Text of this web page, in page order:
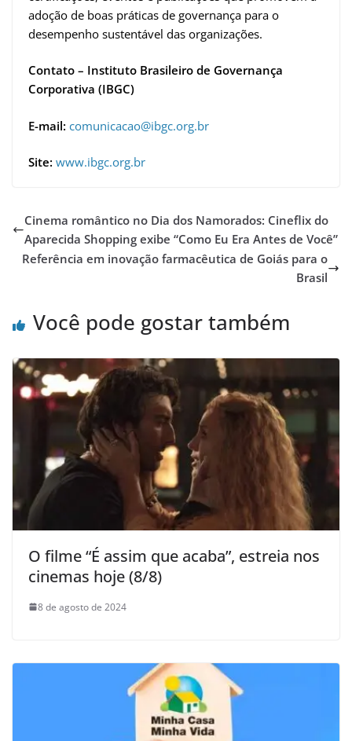
adoção de boas práticas de governança para o
desempenho sustentável das organizações.
Contato – Instituto Brasileiro de Governança
Corporativa (IBGC)
E-mail: comunicacao@ibgc.org.br
Site: www.ibgc.org.br
Cinema romântico no Dia dos Namorados: Cineflix do
Aparecida Shopping exibe “Como Eu Era Antes de Você”
Referência em inovação farmacêutica de Goiás para o
Brasil
Você pode gostar também
O filme “É assim que acaba”, estreia nos
cinemas hoje (8/8)
8 de agosto de 2024